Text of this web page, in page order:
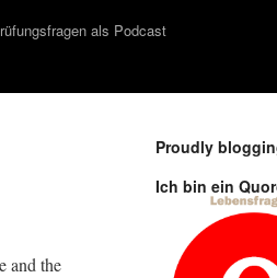
als Podcast
and the
Proudly
Ich bin ein